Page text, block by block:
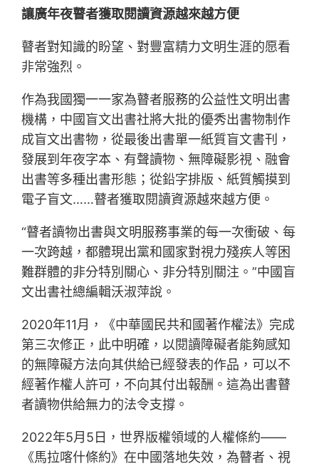
讓廣年夜瞽者獲取閱讀資源越來越方便
瞽者對知識的盼望、對豐富精力文明生涯的愿看
非常強烈。
作為我國獨一一家為瞽者服務的公益性文明出書
機構，中國盲文出書社將大批的優秀出書物制作
成盲文出書物，從最後出書單一紙質盲文書刊，
發展到年夜字本、有聲讀物、無障礙影視、融會
出書等多種出書形態；從鉛字排版、紙質觸摸到
電子盲文……瞽者獲取閱讀資源越來越方便。
“瞽者讀物出書與文明服務事業的每一次衝破、每
一次跨越，都體現出黨和國家對視力殘疾人等困
難群體的非分特別關心、非分特別關注。”中國盲
文出書社總編輯沃淑萍說。
2020年11月，《中華國民共和國著作權法》完成
第三次修正，此中明確，以閱讀障礙者能夠感知
的無障礙方法向其供給已經發表的作品，可以不
經著作權人許可，不向其付出報酬。這為出書瞽
者讀物供給無力的法令支撐。
2022年5月5日，世界版權領域的人權條約——
《馬拉喀什條約》在中國落地失效，為瞽者、視